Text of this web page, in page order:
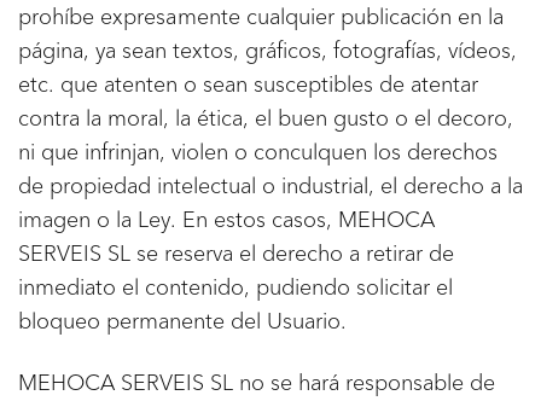
prohíbe expresamente cualquier publicación en la
página, ya sean textos, gráficos, fotografías, vídeos,
etc. que atenten o sean susceptibles de atentar
contra la moral, la ética, el buen gusto o el decoro,
ni que infrinjan, violen o conculquen los derechos
de propiedad intelectual o industrial, el derecho a la
imagen o la Ley. En estos casos, MEHOCA
SERVEIS SL se reserva el derecho a retirar de
inmediato el contenido, pudiendo solicitar el
bloqueo permanente del Usuario.
MEHOCA SERVEIS SL no se hará responsable de